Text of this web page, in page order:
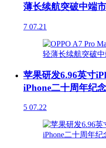
薄长续航突破中端
7 07.21
苹果研发6.96英寸
iPhone二十周年纪
5 07.22